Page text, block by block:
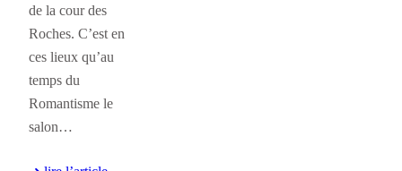
de la cour des
Roches. C’est en
ces lieux qu’au
temps du
Romantisme le
salon…